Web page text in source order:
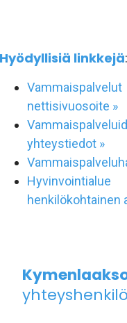
linkkejä
Vammaispalvelut
nettisivuosoite »
yhteystiedot »
Hyvinvointialue
henkilökohtainen